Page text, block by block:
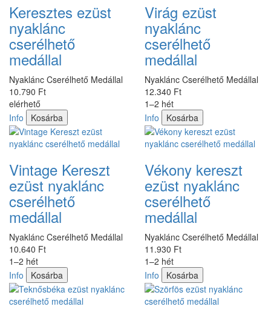
Keresztes ezüst
nyaklánc
cserélhető
medállal
Nyaklánc Cserélhető Medállal
10.790 Ft
elérhető
Info
Kosárba
Virág ezüst
nyaklánc
cserélhető
medállal
Nyaklánc Cserélhető Medállal
12.340 Ft
1–2 hét
Info
Kosárba
Vintage Kereszt
ezüst nyaklánc
cserélhető
medállal
Nyaklánc Cserélhető Medállal
10.640 Ft
1–2 hét
Info
Kosárba
Vékony kereszt
ezüst nyaklánc
cserélhető
medállal
Nyaklánc Cserélhető Medállal
11.930 Ft
1–2 hét
Info
Kosárba